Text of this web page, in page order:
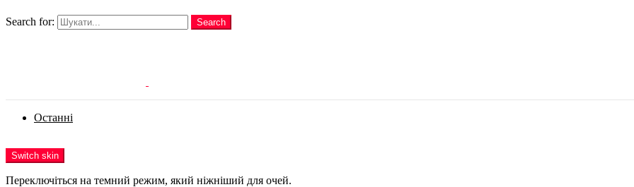
Search for:
Search
Останні
Switch skin
Переключіться на темний режим, який ніжніший для очей.